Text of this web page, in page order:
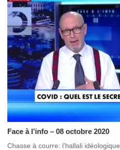
Face à l’info – 08 octobre 2020
Chasse à courre: l’hallali idéologique